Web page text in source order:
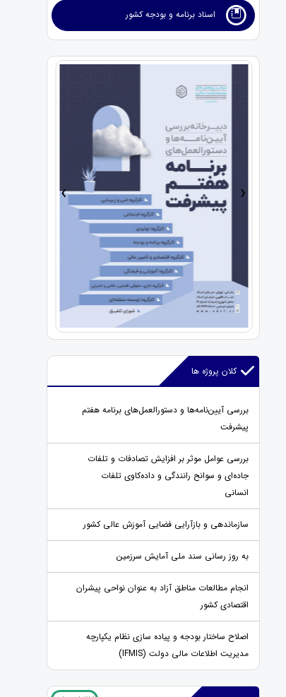
اسناد برنامه و بودجه کشور
› ‹
کلان پروژه ها
بررسی آیین‌نامه‌ها و دستورالعمل‌های برنامه هفتم
پیشرفت
بررسی عوامل موثر بر افزایش تصادفات و تلفات
جاده‌ای و سوانح رانندگی و داده‌کاوی تلفات
انسانی
سازماندهی و بازآرایی فضایی آموزش عالی کشور
به روز رسانی سند ملی آمایش سرزمین
انجام مطالعات مناطق آزاد به عنوان نواحی پیشران
اقتصادی کشور
اصلاح ساختار بودجه و پیاده سازی نظام یکپارچه
مدیریت اطلاعات مالی دولت (IFMIS)